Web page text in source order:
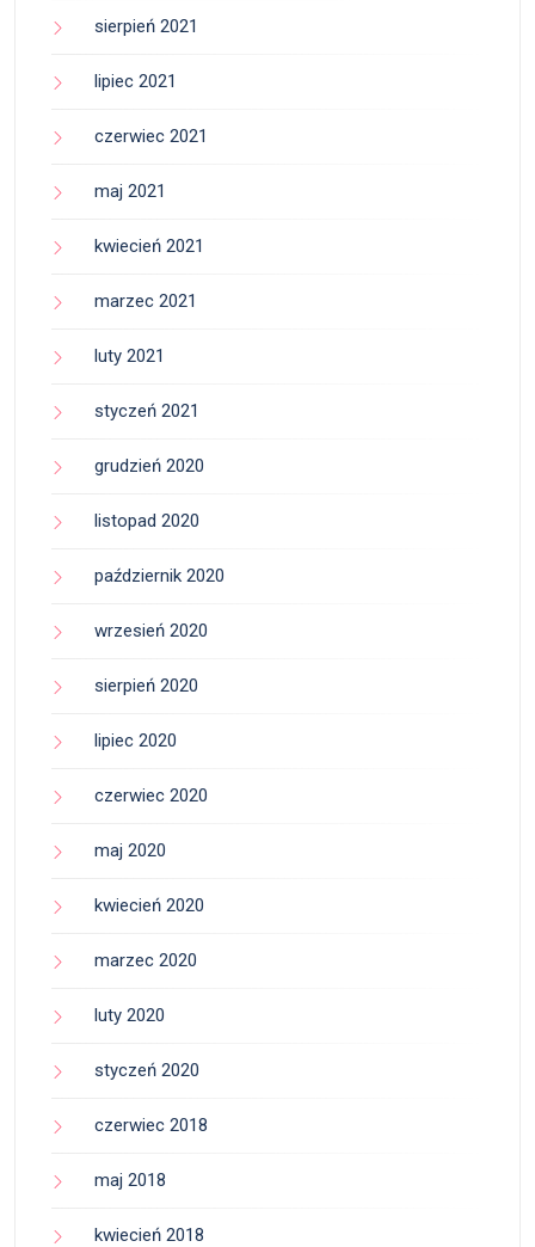
sierpień 2021
lipiec 2021
czerwiec 2021
maj 2021
kwiecień 2021
marzec 2021
luty 2021
styczeń 2021
grudzień 2020
listopad 2020
październik 2020
wrzesień 2020
sierpień 2020
lipiec 2020
czerwiec 2020
maj 2020
kwiecień 2020
marzec 2020
luty 2020
styczeń 2020
czerwiec 2018
maj 2018
kwiecień 2018